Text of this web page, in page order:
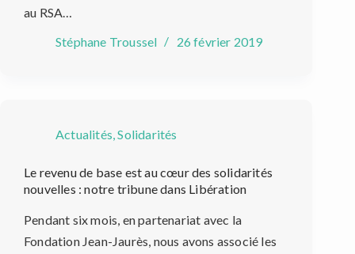
au RSA…
Stéphane Troussel
26 février 2019
Actualités,Solidarités
Le revenu de base est au cœur des solidarités
nouvelles : notre tribune dans Libération
Pendant six mois, en partenariat avec la
Fondation Jean-Jaurès, nous avons associé les